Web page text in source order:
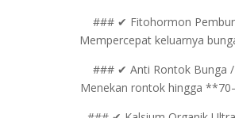
### ✔ Fitohormon
Mempercepat keluarnya
### ✔ Anti Rontok Bunga
Menekan rontok hingga